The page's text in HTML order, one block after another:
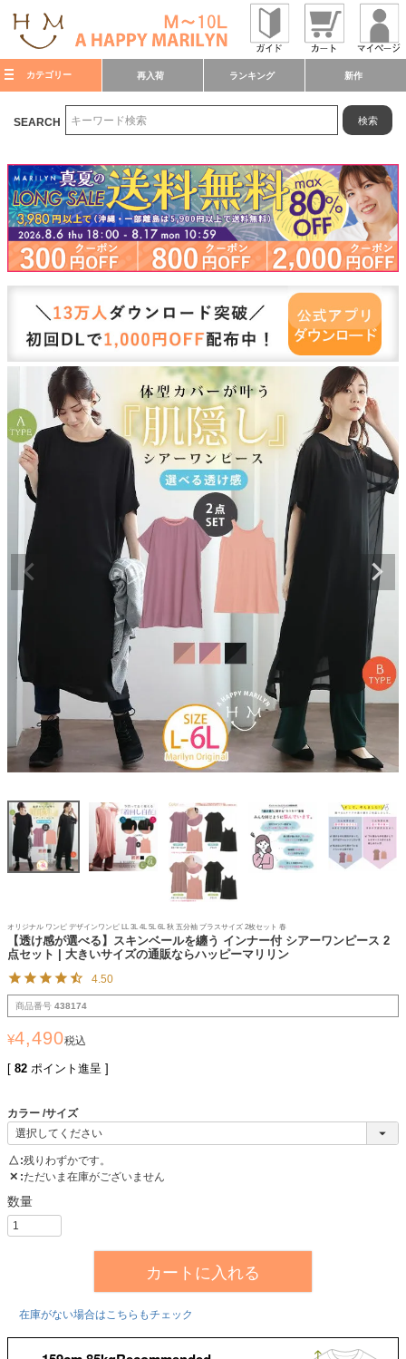
カテゴリー 再入荷 ランキング 新作
SEARCH 検索
オリジナル ワンピ デザインワンピ LL 3L 4L 5L 6L 秋 五分袖 プラスサイズ 2枚セット 春
【透け感が選べる】スキンベールを纏う インナー付 シアーワンピース 2
点セット | 大きいサイズの通販ならハッピーマリリン
4.50
商品番号 438174
¥4,490税込
[ 82 ポイント進呈 ]
カラー サイズ
△ 残りわずかです。
✕ ただいま在庫がございません
カートに入れる
在庫がない場合はこちらもチェック